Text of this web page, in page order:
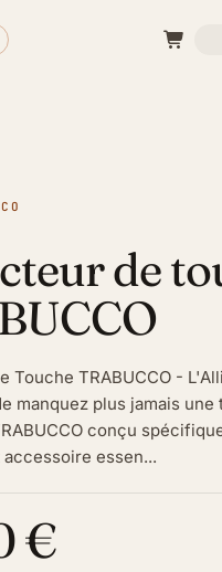
de
Touche TRABUCCO -
manquez plus jamais
conçu
essen...
€